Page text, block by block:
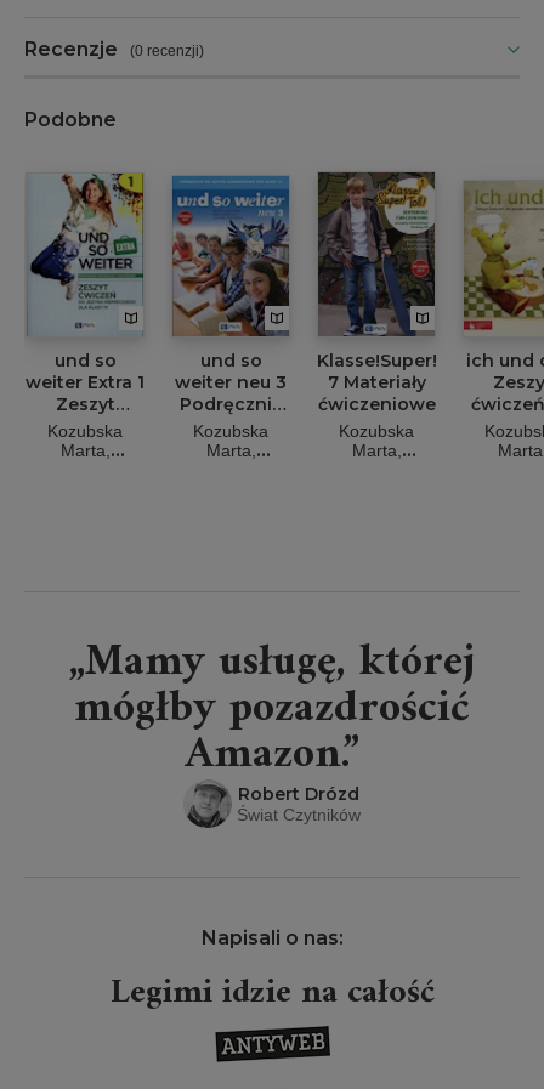
Recenzje (0 recenzji)
Podobne
und so
weiter Extra 1
Zeszyt
ćwiczeń do
języka
Kozubska
Marta,
und so
weiter neu 3
Podręcznik
do języka
niemieckiego
Kozubska
Marta,
Klasse!Super!Toll!
7 Materiały
ćwiczeniowe
Kozubska
Marta,
ich und
„Mamy usługę, której
mógłby pozazdrościć
Amazon.”
Robert Drózd
Świat Czytników
Napisali o nas:
Legimi idzie na całość